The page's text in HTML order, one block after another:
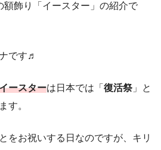
額飾り「イースター」の紹介で
です♬
ースターは日本では「 復活祭 」と
す。
をお祝いする日なのですが、キリ